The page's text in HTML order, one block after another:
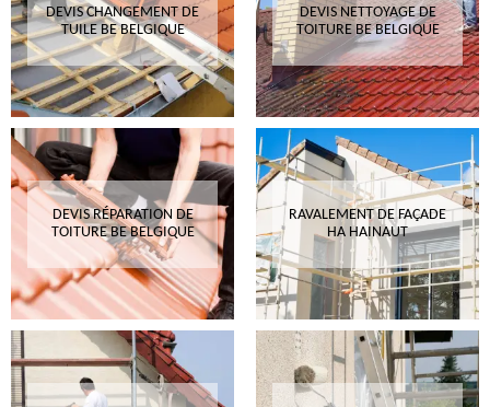
DEVIS CHANGEMENT DE
TUILE BE BELGIQUE
DEVIS NETTOYAGE DE
TOITURE BE BELGIQUE
DEVIS RÉPARATION DE
TOITURE BE BELGIQUE
RAVALEMENT DE FAÇADE
HA HAINAUT